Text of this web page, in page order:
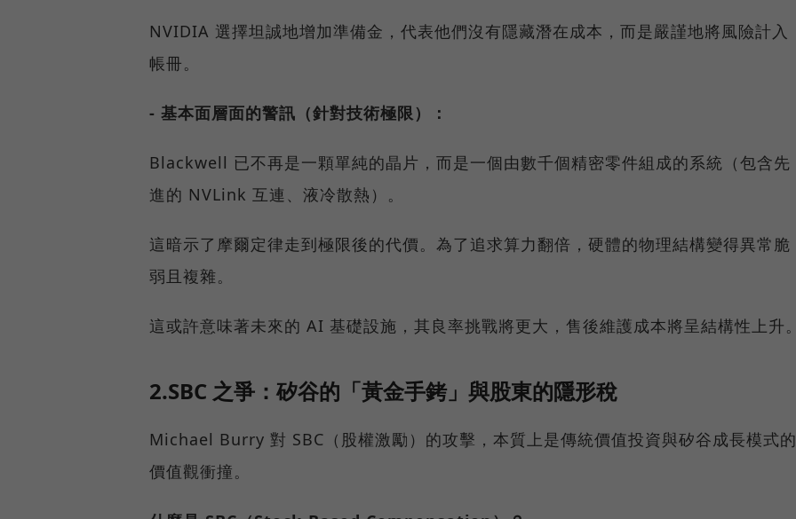
NVIDIA 選擇坦誠地增加準備金，代表他們沒有隱藏潛在成本，而是嚴謹地將風險計入
帳冊。
- 基本面層面的警訊（針對技術極限）：
Blackwell 已不再是一顆單純的晶片，而是一個由數千個精密零件組成的系統（包含先
進的 NVLink 互連、液冷散熱）。
這暗示了摩爾定律走到極限後的代價。為了追求算力翻倍，硬體的物理結構變得異常脆
弱且複雜。
這或許意味著未來的 AI 基礎設施，其良率挑戰將更大，售後維護成本將呈結構性上升
2.SBC 之爭：矽谷的「黃金手銬」與股東的隱形稅
Michael Burry 對 SBC（股權激勵）的攻擊，本質上是傳統價值投資與矽谷成長模式的
價值觀衝撞。